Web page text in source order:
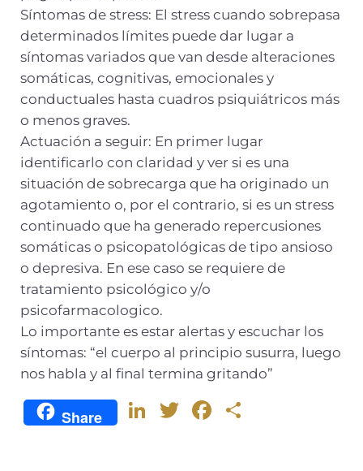
Síntomas de stress: El stress cuando sobrepasa
determinados límites puede dar lugar a
síntomas variados que van desde alteraciones
somáticas, cognitivas, emocionales y
conductuales hasta cuadros psiquiátricos más
o menos graves.
Actuación a seguir: En primer lugar
identificarlo con claridad y ver si es una
situación de sobrecarga que ha originado un
agotamiento o, por el contrario, si es un stress
continuado que ha generado repercusiones
somáticas o psicopatológicas de tipo ansioso
o depresiva. En ese caso se requiere de
tratamiento psicológico y/o
psicofarmacologico.
Lo importante es estar alertas y escuchar los
síntomas: “el cuerpo al principio susurra, luego
nos habla y al final termina gritando”
Share
Li
T
F